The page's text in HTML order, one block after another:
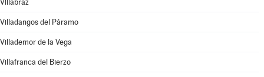
Villabraz
Villadangos del Páramo
Villademor de la Vega
Villafranca del Bierzo